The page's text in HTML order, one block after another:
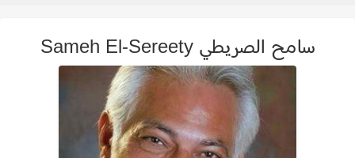
سامح الصريطي Sameh El-Sereety